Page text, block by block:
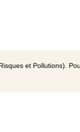
et Pollutions).